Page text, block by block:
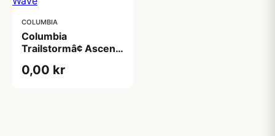
COLUMBIA
Columbia
Trailstormâ¢ Ascend
Wave
0,00 kr